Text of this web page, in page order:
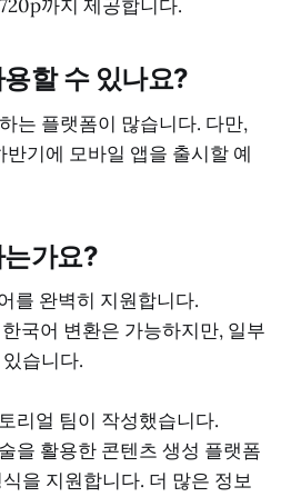
까지 제공합니다.
할 수 있나요?
는 플랫폼이 많습니다. 다만,
기에 모바일 앱을 출시할 예
가요?
를 완벽히 지원합니다.
국어 변환은 가능하지만, 일부
습니다.
리얼 팀이 작성했습니다.
을 활용한 콘텐츠 생성 플랫폼
을 지원합니다. 더 많은 정보